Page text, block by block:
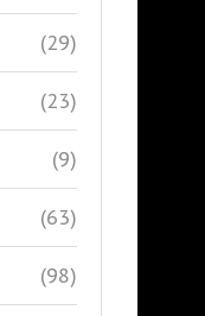
(29)
(23)
(9)
(63)
(98)